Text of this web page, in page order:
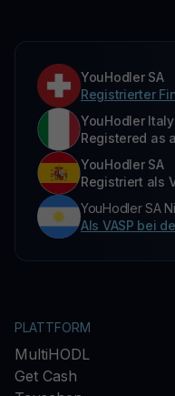
YouHodler SA
Registrierter
YouHodler Italy
Registered as
YouHodler SA
Registriert als
YouHodler SA
Als VASP bei
PLATTFORM
MultiHODL
Get Cash